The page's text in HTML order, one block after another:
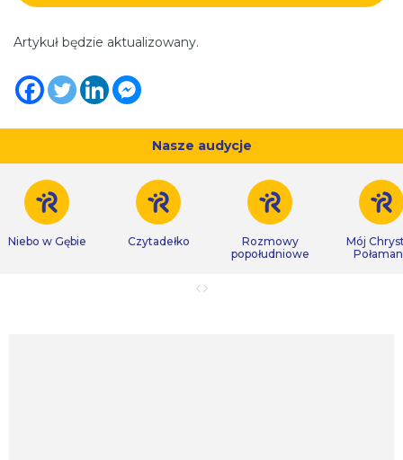
Artykuł będzie aktualizowany.
Nasze audycje
Niebo w Gębie Czytadełko
Rozmowy
popołudniowe
Mój